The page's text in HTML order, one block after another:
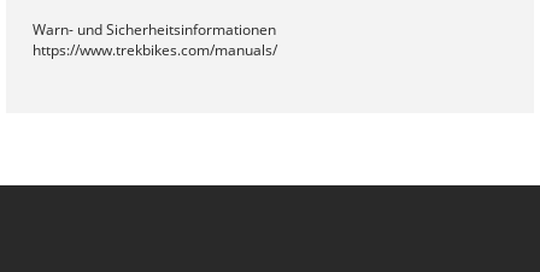
Warn- und Sicherheitsinformationen
https://www.trekbikes.com/manuals/